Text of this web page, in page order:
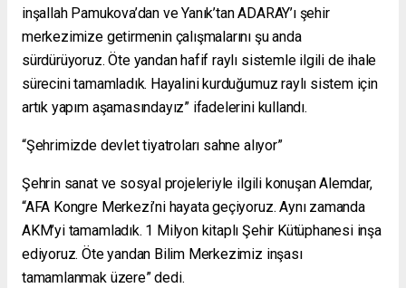
inşallah Pamukova’dan ve Yanık’tan ADARAY’ı şehir
merkezimize getirmenin çalışmalarını şu anda
sürdürüyoruz. Öte yandan hafif raylı sistemle ilgili de ihale
sürecini tamamladık. Hayalini kurduğumuz raylı sistem için
artık yapım aşamasındayız” ifadelerini kullandı.
“Şehrimizde devlet tiyatroları sahne alıyor”
Şehrin sanat ve sosyal projeleriyle ilgili konuşan Alemdar,
“AFA Kongre Merkezi’ni hayata geçiyoruz. Aynı zamanda
AKM’yi tamamladık. 1 Milyon kitaplı Şehir Kütüphanesi inşa
ediyoruz. Öte yandan Bilim Merkezimiz inşası
tamamlanmak üzere” dedi.